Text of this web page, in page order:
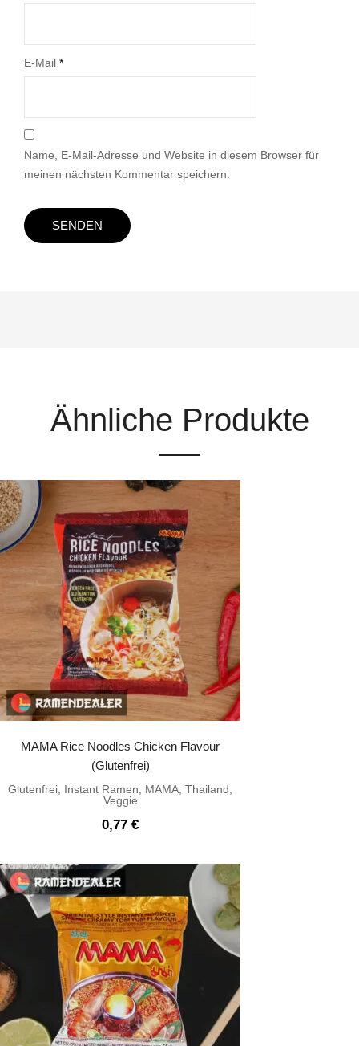
E-Mail *
Name, E-Mail-Adresse und Website in diesem Browser für
meinen nächsten Kommentar speichern.
Ähnliche Produkte
MAMA Rice Noodles Chicken Flavour
(Glutenfrei)
Glutenfrei Instant Ramen MAMA Thailand
Veggie
0,77 €